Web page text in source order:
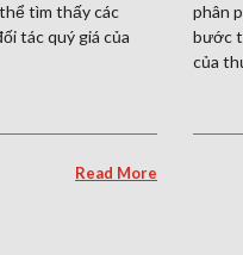
tìm thấy các
tác quý giá của
Read More
phân
bước
của